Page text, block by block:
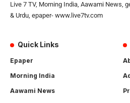
Live 7 TV, Morning India, Aawami News,
& Urdu, epaper- www.live7tv.com
Quick Links
Epaper
Morning India
Aawami News